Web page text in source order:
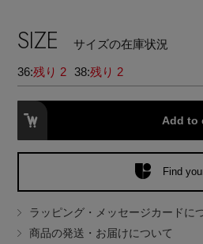
ルームウェア・パジャマ
ボストンバッグ
グローブ
レッグウェア
チャーム・ストラップ
アンクレット
チャーム
水着・スイムウェア
BRAND NEWS
EDITOR'S CLOSET
SIZE サイズの在庫状況
36:残り 2 38:残り 2
Add to
Find
ラッピング・メッセージカードに
商品の発送・お届けについて